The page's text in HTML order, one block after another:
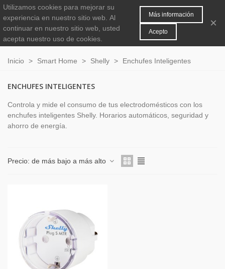
0
Inicio > Smart Home > Shelly > Enchufes Inteligentes
ENCHUFES INTELIGENTES
Controla y mide el consumo de tus electrodomésticos con los
enchufes inteligentes Shelly. Horarios automáticos, seguridad y
ahorro de energía.
Precio: de más bajo a más alto
Utilizamos cookies para mejorar su
experiencia en nuestro sitio web. Al
continuar en nuestro sitio web, usted
acepta nuestro uso de cookies.
Más información
Acepto
×